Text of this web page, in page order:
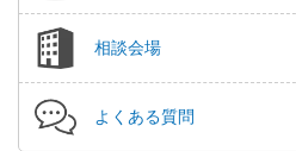
相談会場
よくある質問